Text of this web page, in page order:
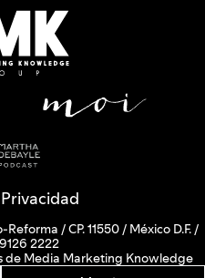
/ CP. 11550 / México D.F. /
2222
de Media Marketing Knowledge